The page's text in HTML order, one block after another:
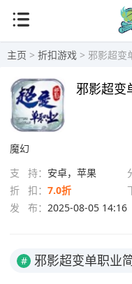
主页 > 折扣游戏 > 邪影超变
邪影超变
魔幻
支 持： 安卓，苹果
折 扣： 7.0折
发 布： 2025-08-05 14:16
# 邪影超变单职业